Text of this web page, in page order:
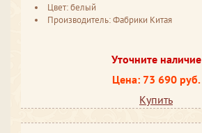
Цвет: белый
Производитель: Фабрики Китая
Уточните наличие
Цена: 73 690 руб.
Купить